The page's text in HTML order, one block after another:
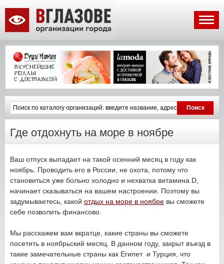
Где отдохнуть на море в ноябре
Ваш отпуск выпадает на такой осенний месяц в году как
ноябрь. Проводить его в России, не охота, потому что
становиться уже больно холодно и нехватка витамина D,
начинает сказываться на вашем настроении. Поэтому вы
задумываетесь, какой отдых на море в ноябре вы сможете
себе позволить финансово.
Мы расскажем вам вкратце, какие страны вы сможете
посетить в ноябрьский месяц. В данном году, закрыт въезд в
такие замечательные страны как Египет и Турция, что